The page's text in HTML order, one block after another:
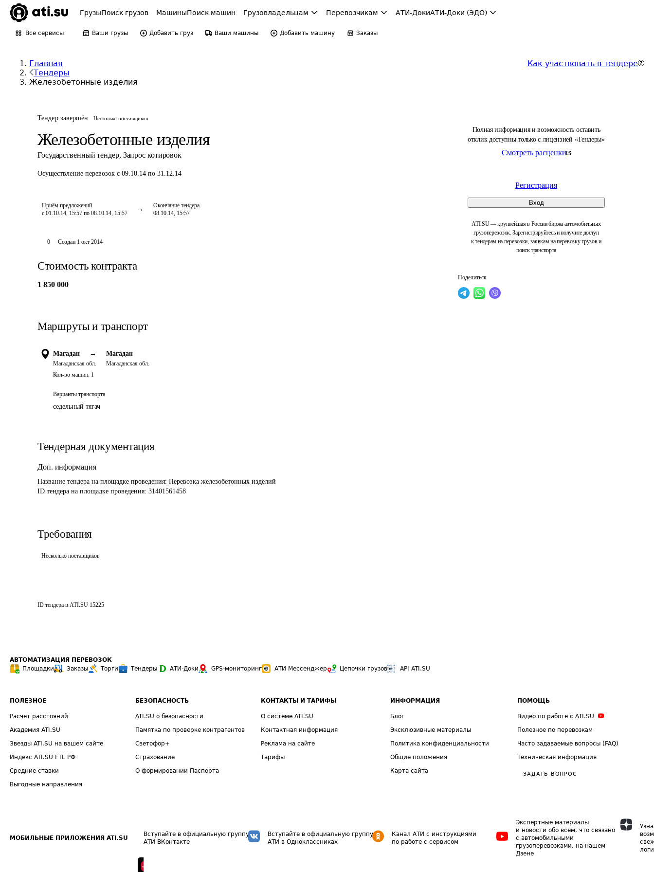
ГрузыПоиск грузов МашиныПоиск машин Грузовладельцам Перевозчикам АТИ-ДокиАТИ-Доки (ЭДО)
Все сервисы Ваши грузы Добавить груз Ваши машины Добавить машину Заказы
Главная
Тендеры
Железобетонные изделия
Как участвовать в тендере
Тендер завершён Несколько поставщиков
Железобетонные изделия
Государственный тендер, Запрос котировок
Осуществление перевозок с 09.10.14 по 31.12.14
Приём предложений
с 01.10.14, 15:57 по 08.10.14, 15:57
Окончание тендера
08.10.14, 15:57
Полная информация и возможность оставить
отклик доступны только с лицензией «Тендеры»
Смотреть расценки
Регистрация
Вход
ATI.SU — крупнейшая в России биржа автомобильных
грузоперевозок. Зарегистрируйтесь и получите доступ
к тендерам на перевозки, заявкам на перевозку грузов и
поиск транспорта
Поделиться
0 Создан 1 окт 2014
Стоимость контракта
1 850 000
Маршруты и транспорт
Магадан →
Магаданская обл.
Магадан
Магаданская обл.
Кол-во машин: 1
Варианты транспорта
седельный тягач
Тендерная документация
Доп. информация
Название тендера на площадке проведения: Перевозка железобетонных изделий
ID тендера на площадке проведения: 31401561458
Требования
Несколько поставщиков
ID тендера в ATI.SU 15225
АВТОМАТИЗАЦИЯ ПЕРЕВОЗОК
Площадки
Заказы Торги Тендеры АТИ-Доки GPS-мониторинг АТИ Мессенджер Цепочки грузов API ATI.SU
ПОЛЕЗНОЕ
Расчет расстояний
Академия ATI.SU
Звезды ATI.SU на вашем сайте
Индекс ATI.SU FTL РФ
Средние ставки
Выгодные направления
БЕЗОПАСНОСТЬ
ATI.SU о безопасности
Памятка по проверке контрагентов
Светофор+
Страхование
О формировании Паспорта
КОНТАКТЫ И ТАРИФЫ
О системе ATI.SU
Контактная информация
Реклама на сайте
Тарифы
ИНФОРМАЦИЯ
Блог
Эксклюзивные материалы
Политика конфиденциальности
Общие положения
Карта сайта
ПОМОЩЬ
Видео по работе с ATI.SU
Полезное по перевозкам
Часто задаваемые вопросы (FAQ)
Техническая информация
ЗАДАТЬ ВОПРОС
МОБИЛЬНЫЕ ПРИЛОЖЕНИЯ ATI.SU
Вступайте в официальную группу
АТИ ВКонтакте
Вступайте в официальную группу
АТИ в Одноклассниках
Канал АТИ с инструкциями
по работе с сервисом
Экспертные материалы
и новости обо всем, что связано
с автомобильными
грузоперевозками, на нашем
Дзене